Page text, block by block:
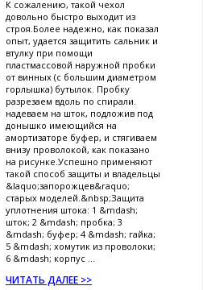
К сожалению, такой чехол
довольно быстро выходит из
строя.Более надежно, как показал
опыт, удается защитить сальник и
втулку при помощи
пластмассовой наружной пробки
от винных (с большим диаметром
горлышка) бутылок. Пробку
разрезаем вдоль по спирали.
надеваем на шток, подложив под
донышко имеющийся на
амортизаторе буфер, и стягиваем
внизу проволокой, как показано
на рисунке.Успешно применяют
такой способ защиты и владельцы
&laquo;запорожцев&raquo;
старых моделей.&nbsp;Защита
уплотнения штока: 1 &mdash;
шток; 2 &mdash; пробка; 3
&mdash; буфер; 4 &mdash; гайка;
5 &mdash; хомутик из проволоки;
6 &mdash; корпус ...
ЧИТАТЬ ДАЛЕЕ >>